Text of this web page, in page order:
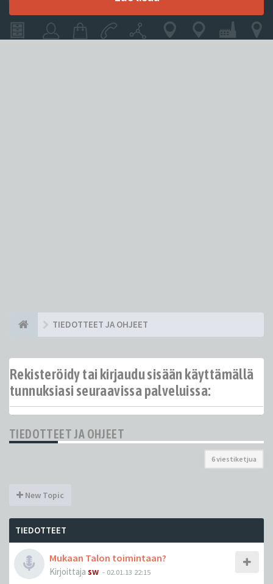
TIEDOTTEET JA OHJEET
Rekisteröidy tai kirjaudu sisään käyttämällä
tunnuksiasi seuraavissa palveluissa:
TIEDOTTEET JA OHJEET
6 viestiketjua
New Topic
TIEDOTTEET
Mukaan Talon toimintaan?
Kirjoittaja sw - 02.01.13 22:15